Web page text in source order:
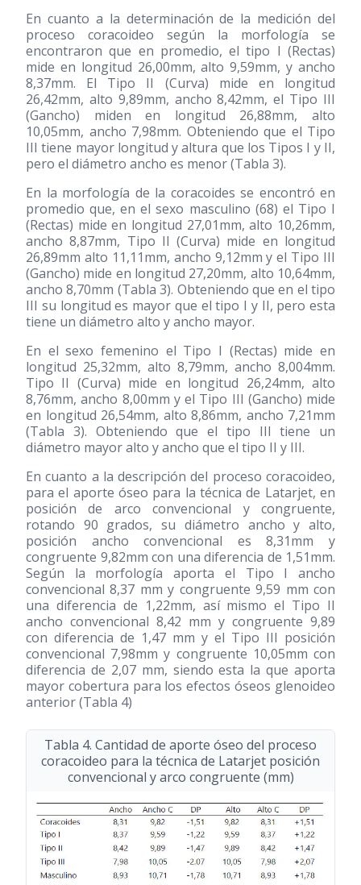
En cuanto a la determinación de la medición del
proceso coracoideo según la morfología se
encontraron que en promedio, el tipo I (Rectas)
mide en longitud 26,00mm, alto 9,59mm, y ancho
8,37mm. El Tipo II (Curva) mide en longitud
26,42mm, alto 9,89mm, ancho 8,42mm, el Tipo III
(Gancho) miden en longitud 26,88mm, alto
10,05mm, ancho 7,98mm. Obteniendo que el Tipo
III tiene mayor longitud y altura que los Tipos I y II,
pero el diámetro ancho es menor (Tabla 3).
En la morfología de la coracoides se encontró en
promedio que, en el sexo masculino (68) el Tipo I
(Rectas) mide en longitud 27,01mm, alto 10,26mm,
ancho 8,87mm, Tipo II (Curva) mide en longitud
26,89mm alto 11,11mm, ancho 9,12mm y el Tipo III
(Gancho) mide en longitud 27,20mm, alto 10,64mm,
ancho 8,70mm (Tabla 3). Obteniendo que en el tipo
III su longitud es mayor que el tipo I y II, pero esta
tiene un diámetro alto y ancho mayor.
En el sexo femenino el Tipo I (Rectas) mide en
longitud 25,32mm, alto 8,79mm, ancho 8,004mm.
Tipo II (Curva) mide en longitud 26,24mm, alto
8,76mm, ancho 8,00mm y el Tipo III (Gancho) mide
en longitud 26,54mm, alto 8,86mm, ancho 7,21mm
(Tabla 3). Obteniendo que el tipo III tiene un
diámetro mayor alto y ancho que el tipo II y III.
En cuanto a la descripción del proceso coracoideo,
para el aporte óseo para la técnica de Latarjet, en
posición de arco convencional y congruente,
rotando 90 grados, su diámetro ancho y alto,
posición ancho convencional es 8,31mm y
congruente 9,82mm con una diferencia de 1,51mm.
Según la morfología aporta el Tipo I ancho
convencional 8,37 mm y congruente 9,59 mm con
una diferencia de 1,22mm, así mismo el Tipo II
ancho convencional 8,42 mm y congruente 9,89
con diferencia de 1,47 mm y el Tipo III posición
convencional 7,98mm y congruente 10,05mm con
diferencia de 2,07 mm, siendo esta la que aporta
mayor cobertura para los efectos óseos glenoideo
anterior (Tabla 4)
Tabla 4. Cantidad de aporte óseo del proceso
coracoideo para la técnica de Latarjet posición
convencional y arco congruente (mm)